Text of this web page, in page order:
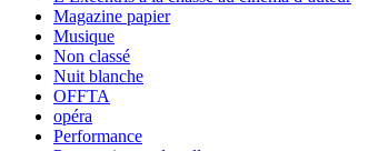
Magazine papier
Musique
Non classé
Nuit blanche
OFFTA
opéra
Performance